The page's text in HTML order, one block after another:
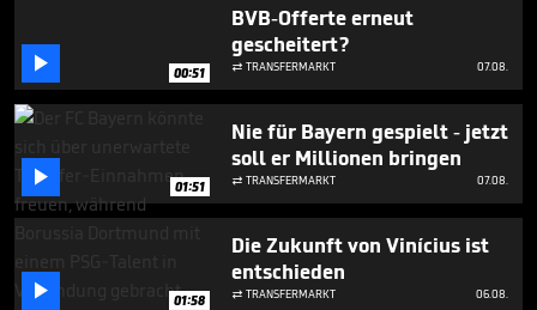
46
seconds
 00:51
BVB-Offerte erneut
gescheitert?
 TRANSFERMARKT 07.08.
 01:51
Nie für Bayern gespielt - jetzt
soll er Millionen bringen
 TRANSFERMARKT 07.08.
 01:58
Die Zukunft von Vinícius ist
entschieden
 TRANSFERMARKT 06.08.